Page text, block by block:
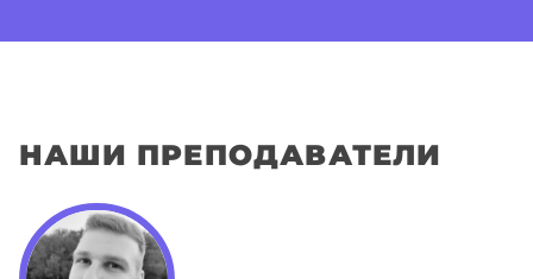
НАШИ ПРЕПОДАВАТЕЛИ